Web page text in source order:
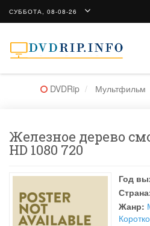
СУББОТА, 08-08-26
DVDRip Мультфильм
Железное дерево
HD 1080 720
Год
Жанр: